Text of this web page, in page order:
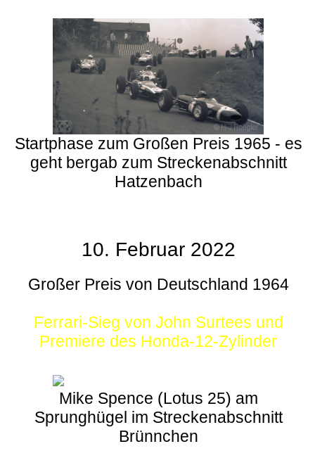
Startphase zum Großen Preis 1965 - es
geht bergab zum Streckenabschnitt
Hatzenbach
10. Februar 2022
Großer Preis von Deutschland 1964
Ferrari-Sieg von John Surtees und
Premiere des Honda-12-Zylinder
Mike Spence (Lotus 25) am
Sprunghügel im Streckenabschnitt
Brünnchen